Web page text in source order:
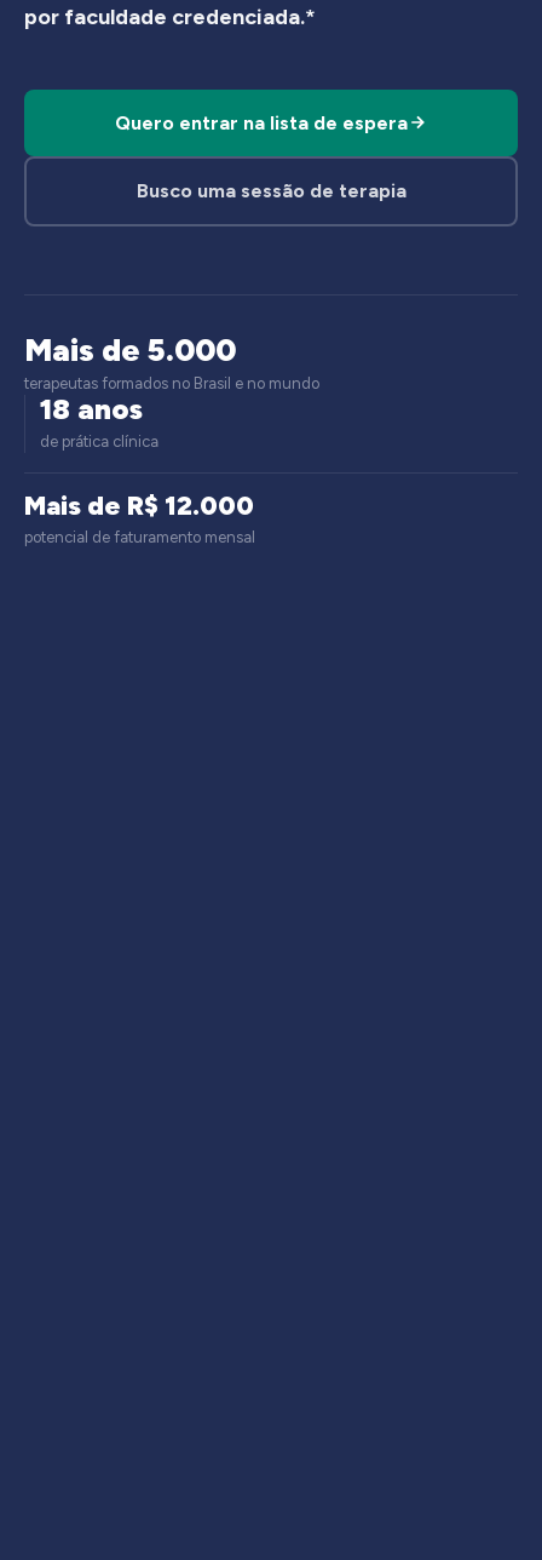
por faculdade credenciada.*
Quero entrar na lista de espera
Busco uma sessão de terapia
Mais de 5.000
terapeutas formados no Brasil e no mundo
18 anos
de prática clínica
Mais de R$ 12.000
potencial de faturamento mensal